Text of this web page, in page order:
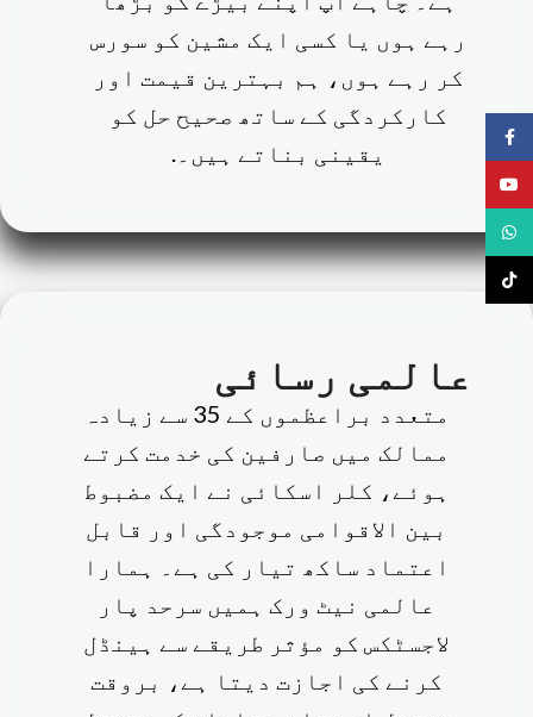
رہے ہوں یا کسی ایک مشین کو سورس
کر رہے ہوں، ہم بہترین قیمت اور
کارکردگی کے ساتھ صحیح حل کو
یقینی بناتے ہیں۔.
عالمی رسائی
متعدد براعظموں کے 35 سے زیادہ
ممالک میں صارفین کی خدمت کرتے
ہوئے، کلر اسکائی نے ایک مضبوط
بین الاقوامی موجودگی اور قابل
اعتماد ساکھ تیار کی ہے۔ ہمارا
عالمی نیٹ ورک ہمیں سرحد پار
لاجسٹکس کو مؤثر طریقے سے ہینڈل
کرنے کی اجازت دیتا ہے، بروقت
واٹس ایپ